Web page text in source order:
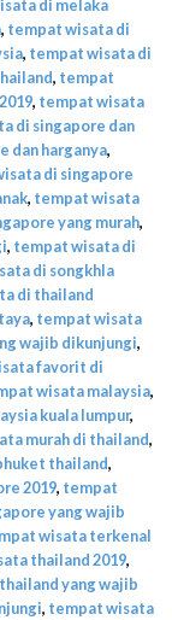
di melaka
, tempat wisata di
, tempat wisata di
, tempat
, tempat wisata
di singapore dan
dan harganya,
di singapore
, tempat wisata
yang murah,
, tempat wisata di
di songkhla
di thailand
, tempat wisata
wajib dikunjungi,
favorit di
wisata malaysia,
kuala lumpur,
murah di thailand,
thailand,
2019, tempat
yang wajib
wisata terkenal
thailand 2019,
yang wajib
, tempat wisata